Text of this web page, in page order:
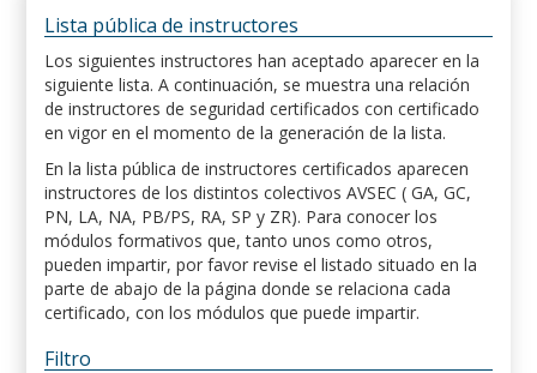
Lista pública de instructores
Los siguientes instructores han aceptado aparecer en la
siguiente lista. A continuación, se muestra una relación
de instructores de seguridad certificados con certificado
en vigor en el momento de la generación de la lista.
En la lista pública de instructores certificados aparecen
instructores de los distintos colectivos AVSEC ( GA, GC,
PN, LA, NA, PB/PS, RA, SP y ZR). Para conocer los
módulos formativos que, tanto unos como otros,
pueden impartir, por favor revise el listado situado en la
parte de abajo de la página donde se relaciona cada
certificado, con los módulos que puede impartir.
Filtro